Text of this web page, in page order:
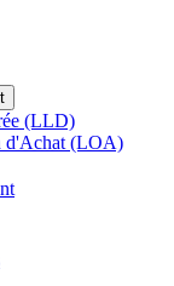
(LLD)
d'Achat (LOA)